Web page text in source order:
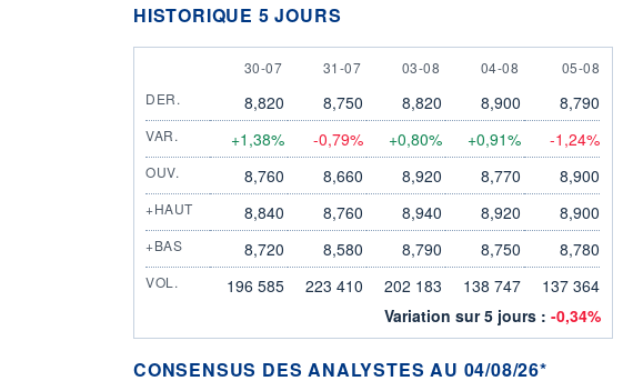
HISTORIQUE 5 JOURS
30 JULY
30-07 31 JULY
31-07 3 AUGUST
03-08 4 AUGUST
04-08 5 AUGUST
05-08
DER.
8,820 8,750 8,820 8,900 8,790
VAR. +1,38% -0,79% +0,80% +0,91% -1,24%
OUV. 8,760 8,660 8,920 8,770 8,900
+HAUT 8,840 8,760 8,940 8,920 8,900
+BAS 8,720 8,580 8,790 8,750 8,780
VOL. 196 585 223 410 202 183 138 747
137 364
Variation sur 5 jours : -0,34%
CONSENSUS DES ANALYSTES AU 04/08/26*